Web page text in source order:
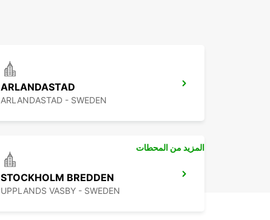
ARLANDASTAD
ARLANDASTAD - SWEDEN
STOCKHOLM BREDDEN
UPPLANDS VASBY - SWEDEN
المزيد من المحطات